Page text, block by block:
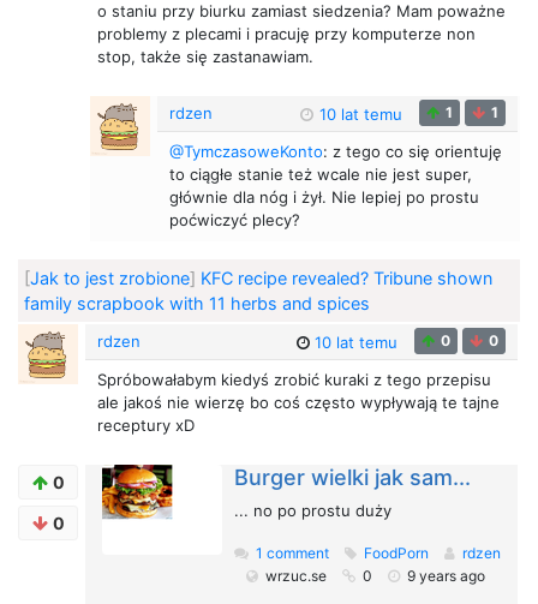
o staniu przy biurku zamiast siedzenia? Mam poważne
problemy z plecami i pracuję przy komputerze non
stop, także się zastanawiam.
rdzen 10 lat temu 1 1
@TymczasoweKonto: z tego co się orientuję
to ciągłe stanie też wcale nie jest super,
głównie dla nóg i żył. Nie lepiej po prostu
poćwiczyć plecy?
[Jak to jest zrobione] KFC recipe revealed? Tribune shown
family scrapbook with 11 herbs and spices
rdzen 10 lat temu 0 0
Spróbowałabym kiedyś zrobić kuraki z tego przepisu
ale jakoś nie wierzę bo coś często wypływają te tajne
receptury xD
0
0
Burger wielki jak sam...
... no po prostu duży
1 comment FoodPorn
rdzen
wrzuc.se
0 9 years ago